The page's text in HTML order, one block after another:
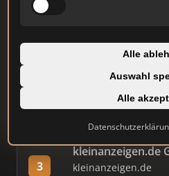
Alle
Auswahl
Alle
1
Immobilienplattform
AVIV Germany
immowelt.de
3
kleinanzeigen.de
kleinanzeigen.de